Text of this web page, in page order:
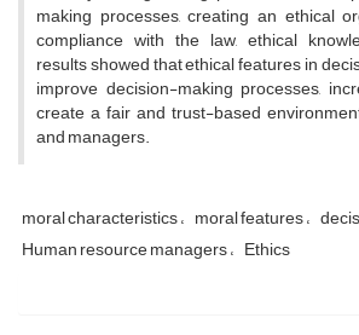
making processes, creating an ethical
compliance with the law, ethical
results showed that ethical features in
improve decision-making processes,
create a fair and trust-based
and managers.
moral characteristics moral features
Human resource managers Ethics